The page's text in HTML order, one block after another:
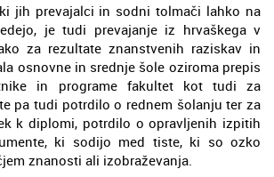
jih prevajalci in sodni tolmači lahko na
je tudi prevajanje iz hrvaškega v
za rezultate znanstvenih raziskav in
osnovne in srednje šole oziroma prepis
in programe fakultet kot tudi za
pa tudi potrdilo o rednem šolanju ter za
k diplomi, potrdilo o opravljenih izpitih
ki sodijo med tiste, ki so ozko
znanosti ali izobraževanja.